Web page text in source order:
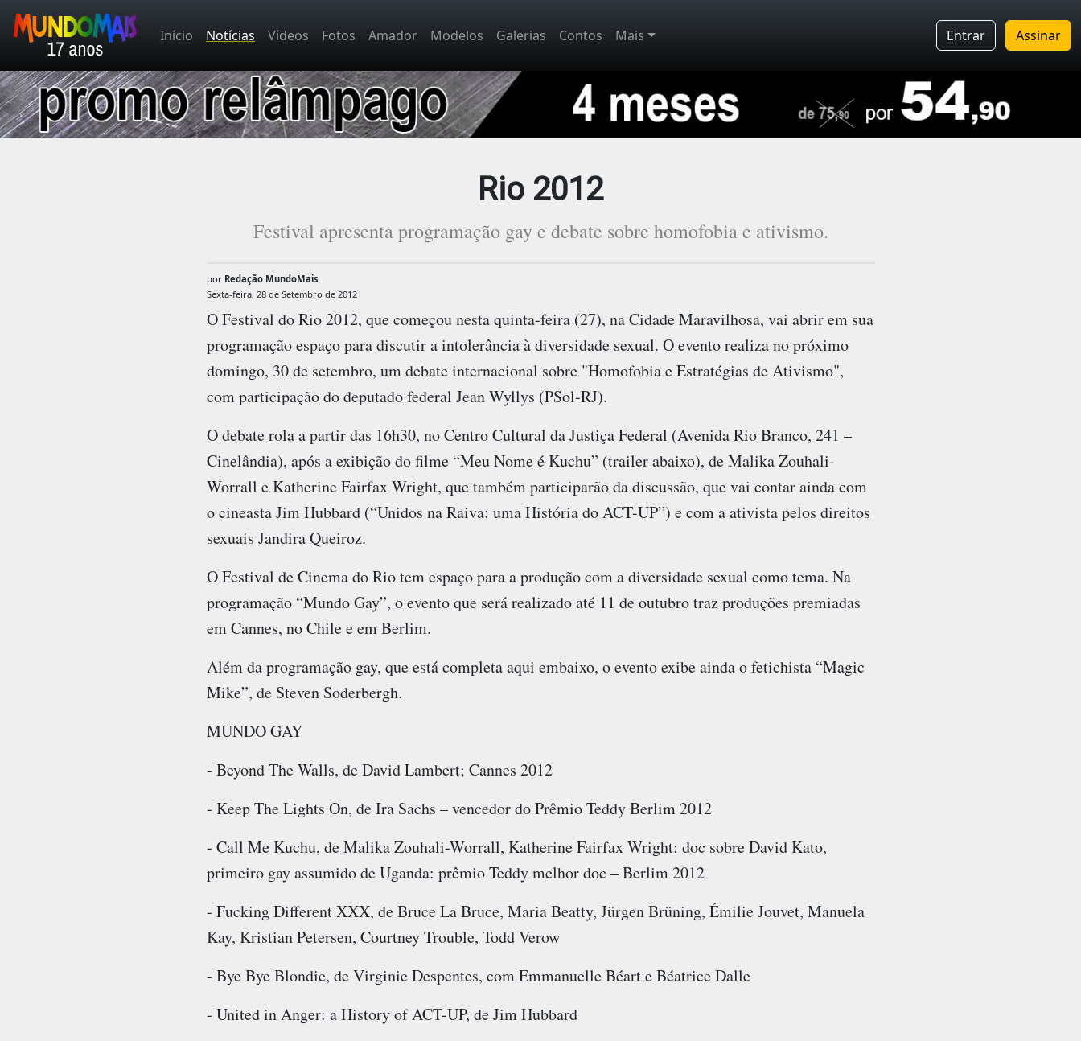
Início Notícias Vídeos Fotos Amador Modelos Galerias Contos Mais Entrar Assinar
Rio 2012
Festival apresenta programação gay e debate sobre homofobia e ativismo.
por Redação MundoMais
Sexta-feira, 28 de Setembro de 2012
O Festival do Rio 2012, que começou nesta quinta-feira (27), na Cidade Maravilhosa, vai abrir em sua
programação espaço para discutir a intolerância à diversidade sexual. O evento realiza no próximo
domingo, 30 de setembro, um debate internacional sobre "Homofobia e Estratégias de Ativismo",
com participação do deputado federal Jean Wyllys (PSol-RJ).
O debate rola a partir das 16h30, no Centro Cultural da Justiça Federal (Avenida Rio Branco, 241 –
Cinelândia), após a exibição do filme “Meu Nome é Kuchu” (trailer abaixo), de Malika Zouhali-
Worrall e Katherine Fairfax Wright, que também participarão da discussão, que vai contar ainda com
o cineasta Jim Hubbard (“Unidos na Raiva: uma História do ACT-UP”) e com a ativista pelos direitos
sexuais Jandira Queiroz.
O Festival de Cinema do Rio tem espaço para a produção com a diversidade sexual como tema. Na
programação “Mundo Gay”, o evento que será realizado até 11 de outubro traz produções premiadas
em Cannes, no Chile e em Berlim.
Além da programação gay, que está completa aqui embaixo, o evento exibe ainda o fetichista “Magic
Mike”, de Steven Soderbergh.
MUNDO GAY
- Beyond The Walls, de David Lambert; Cannes 2012
- Keep The Lights On, de Ira Sachs – vencedor do Prêmio Teddy Berlim 2012
- Call Me Kuchu, de Malika Zouhali-Worrall, Katherine Fairfax Wright: doc sobre David Kato,
primeiro gay assumido de Uganda: prêmio Teddy melhor doc – Berlim 2012
- Fucking Different XXX, de Bruce La Bruce, Maria Beatty, Jürgen Brüning, Émilie Jouvet, Manuela
Kay, Kristian Petersen, Courtney Trouble, Todd Verow
- Bye Bye Blondie, de Virginie Despentes, com Emmanuelle Béart e Béatrice Dalle
- United in Anger: a History of ACT-UP, de Jim Hubbard